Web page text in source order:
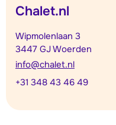
Chalet.nl
Wipmolenlaan 3
3447 GJ Woerden
info@chalet.nl
+31 348 43 46 49